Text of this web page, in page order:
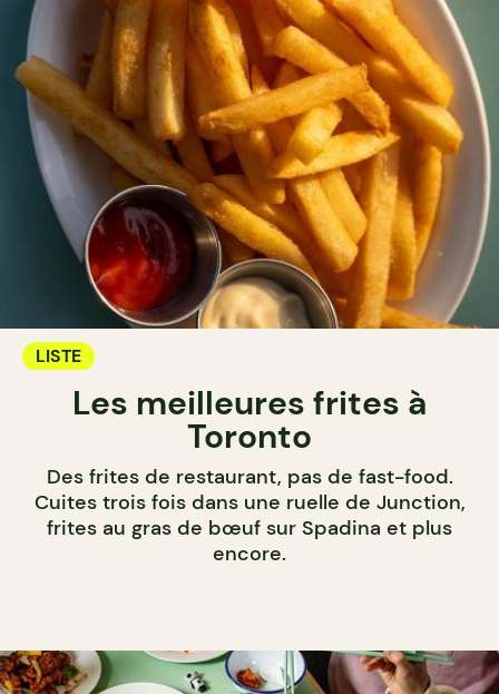
LISTE
Les meilleures frites à
Toronto
Des frites de restaurant, pas de fast-food.
Cuites trois fois dans une ruelle de Junction,
frites au gras de bœuf sur Spadina et plus
encore.